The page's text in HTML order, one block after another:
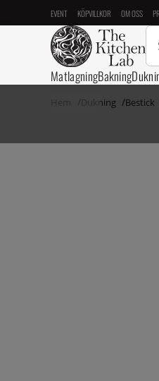
EVENT KÖPVILLKOR OM OSS
MatlagningBakning
Dukning Bestick